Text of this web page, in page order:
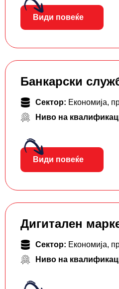
Види повеќе
Банкарски
Сектор: Економија,
Ниво на
Види повеќе
Дигитален
Сектор: Економија,
Ниво на